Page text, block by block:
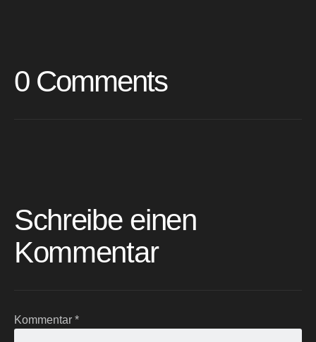
0 Comments
Schreibe einen
Kommentar
Kommentar *